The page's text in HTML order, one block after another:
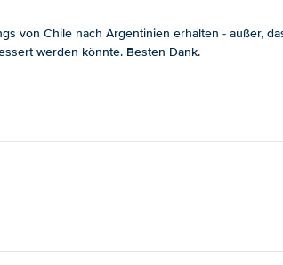
von Chile nach Argentinien erhalten - außer,
werden könnte. Besten Dank.